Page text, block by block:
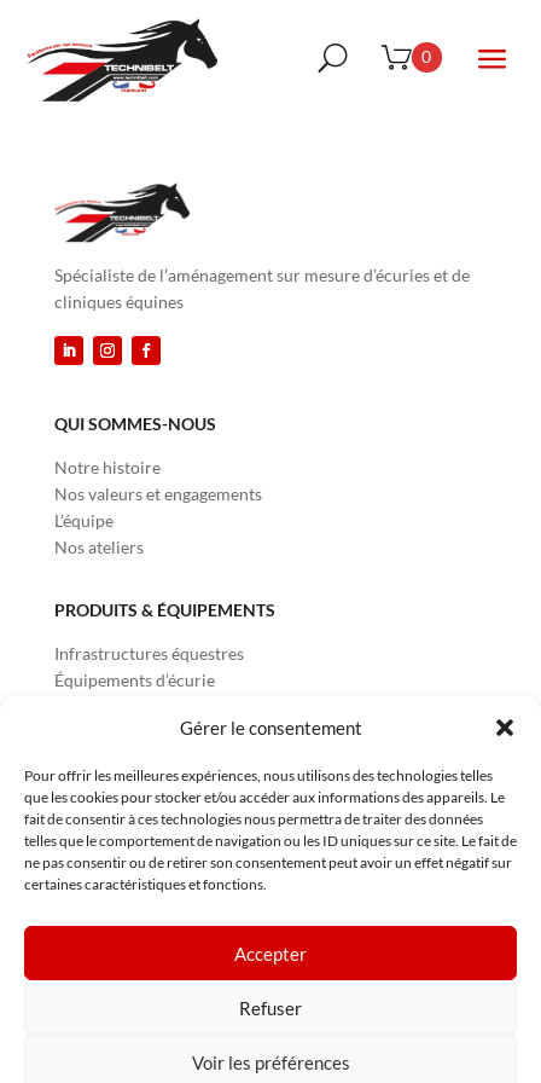
Gérer le consentement
Pour offrir les meilleures expériences, nous utilisons des technologies telles
que les cookies pour stocker et/ou accéder aux informations des appareils. Le
fait de consentir à ces technologies nous permettra de traiter des données
telles que le comportement de navigation ou les ID uniques sur ce site. Le fait de
ne pas consentir ou de retirer son consentement peut avoir un effet négatif sur
certaines caractéristiques et fonctions.
Accepter
Refuser
Voir les préférences
U 0 a
Spécialiste de l’aménagement sur mesure d’écuries et de
cliniques équines
QUI SOMMES-NOUS
Notre histoire
Nos valeurs et engagements
L’équipe
Nos ateliers
PRODUITS & ÉQUIPEMENTS
Infrastructures équestres
Équipements d’écurie
Équipements Vétérinaires
INFORMATIONS
Mentions légales
Conditions Générales d’Utilisation